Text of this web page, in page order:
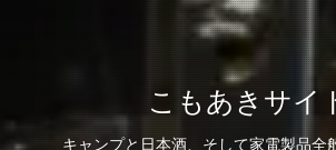
こもあきサイ
キャンプと日本酒、そして家電製品全